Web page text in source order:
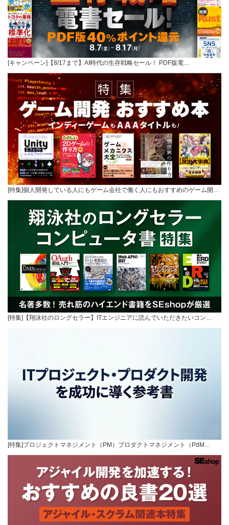
[キャンペーン]【8/17まで】AI時代の生存戦略セール！ PDF版電…
[特集]個人開発している人にもゲーム会社で働く人にもおすすめのゲーム開…
[特集]【翔泳社のロングセラー】ITエンジニアに読んでいただきたいコン…
[特集]プロジェクトマネジメント（PM）プロダクトマネジメント（PdM…